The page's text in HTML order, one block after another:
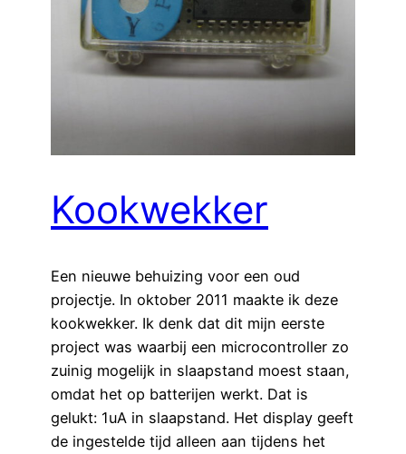
Kookwekker
Een nieuwe behuizing voor een oud
projectje. In oktober 2011 maakte ik deze
kookwekker. Ik denk dat dit mijn eerste
project was waarbij een microcontroller zo
zuinig mogelijk in slaapstand moest staan,
omdat het op batterijen werkt. Dat is
gelukt: 1uA in slaapstand. Het display geeft
de ingestelde tijd alleen aan tijdens het